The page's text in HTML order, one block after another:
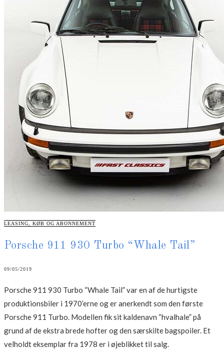
CATEGORIES
LEASING, KØB OG ABONNEMENT
Porsche 911 930 Turbo “Whale Tail”
09/05/2019
Porsche 911 930 Turbo “Whale Tail” var en af de hurtigste
produktionsbiler i 1970’erne og er anerkendt som den første
Porsche 911 Turbo. Modellen fik sit kaldenavn “hvalhale” på
grund af de ekstra brede hofter og den særskilte bagspoiler. Et
velholdt eksemplar fra 1978 er i øjeblikket til salg.